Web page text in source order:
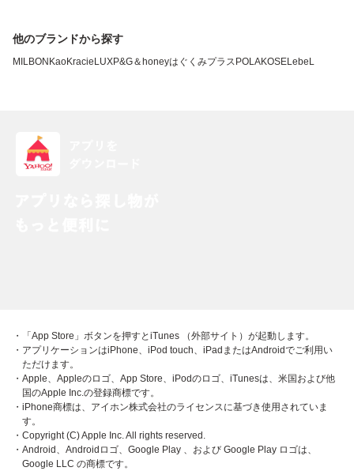
他のブランドから探す
MILBON KaoKracie LUXP&G＆honeyはぐくみプラス POLAKOSELebeL
・「App Store」ボタンを押すとiTunes （外部サイト）が起動します。
・アプリケーションはiPhone、iPod touch、iPadまたはAndroidでご利用い
ただけます。
・Apple、Appleのロゴ、App Store、iPodのロゴ、iTunesは、米国および他
国のApple Inc.の登録商標です。
・iPhone商標は、アイホン株式会社のライセンスに基づき使用されていま
す。
・Copyright (C) Apple Inc. All rights reserved.
・Android、Androidロゴ、Google Play 、および Google Play ロゴは、
Google LLC の商標です。